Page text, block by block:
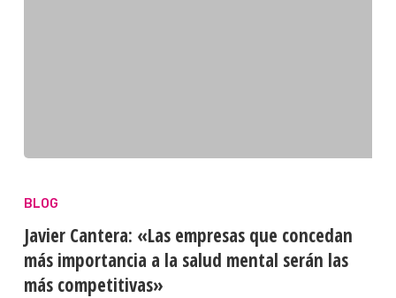
BLOG
Javier Cantera: «Las empresas que concedan
más importancia a la salud mental serán las
más competitivas»